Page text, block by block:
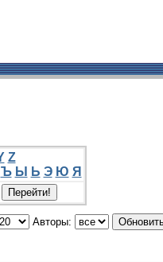
Z
Ъ Ы Ь Э Ю Я
Авторы: